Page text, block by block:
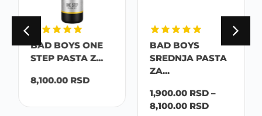
BAD BOYS ONE
STEP PASTA Z...
8,100.00 RSD
BAD BOYS
SREDNJA PASTA
ZA...
1,900.00 RSD –
8,100.00 RSD